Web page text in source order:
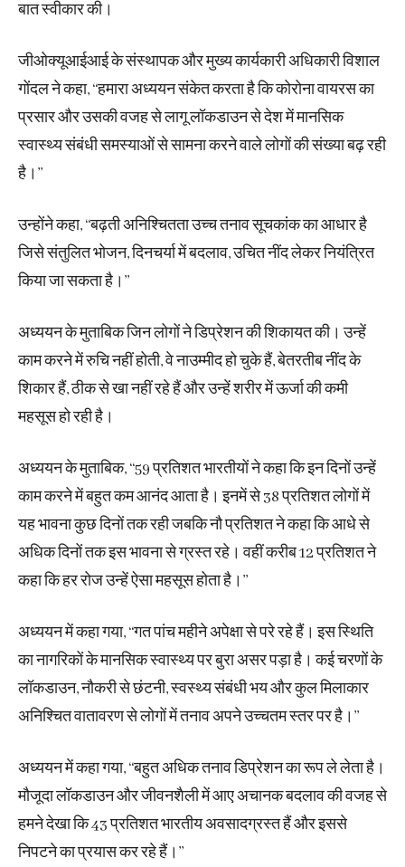
बात स्वीकार की।
जीओक्यूआईआई के संस्थापक और मुख्य कार्यकारी अधिकारी विशाल
गोंदल ने कहा, ‘‘हमारा अध्ययन संकेत करता है कि कोरोना वायरस का
प्रसार और उसकी वजह से लागू लॉकडाउन से देश में मानसिक
स्वास्थ्य संबंधी समस्याओं से सामना करने वाले लोगों की संख्या बढ़ रही
है।’’
उन्होंने कहा, ‘‘बढ़ती अनिश्चितता उच्च तनाव सूचकांक का आधार है
जिसे संतुलित भोजन, दिनचर्या में बदलाव, उचित नींद लेकर नियंत्रित
किया जा सकता है।’’
अध्ययन के मुताबिक जिन लोगों ने डिप्रेशन की शिकायत की। उन्हें
काम करने में रुचि नहीं होती, वे नाउम्मीद हो चुके हैं, बेतरतीब नींद के
शिकार हैं, ठीक से खा नहीं रहे हैं और उन्हें शरीर में ऊर्जा की कमी
महसूस हो रही है।
अध्ययन के मुताबिक, ‘‘59 प्रतिशत भारतीयों ने कहा कि इन दिनों उन्हें
काम करने में बहुत कम आनंद आता है। इनमें से 38 प्रतिशत लोगों में
यह भावना कुछ दिनों तक रही जबकि नौ प्रतिशत ने कहा कि आधे से
अधिक दिनों तक इस भावना से ग्रस्त रहे। वहीं करीब 12 प्रतिशत ने
कहा कि हर रोज उन्हें ऐसा महसूस होता है।’’
अध्ययन में कहा गया, ‘‘गत पांच महीने अपेक्षा से परे रहे हैं। इस स्थिति
का नागरिकों के मानसिक स्वास्थ्य पर बुरा असर पड़ा है। कई चरणों के
लॉकडाउन, नौकरी से छंटनी, स्वस्थ्य संबंधी भय और कुल मिलाकार
अनिश्चित वातावरण से लोगों में तनाव अपने उच्चतम स्तर पर है।’’
अध्ययन में कहा गया, ‘‘बहुत अधिक तनाव डिप्रेशन का रूप ले लेता है।
मौजूदा लॉकडाउन और जीवनशैली में आए अचानक बदलाव की वजह से
हमने देखा कि 43 प्रतिशत भारतीय अवसादग्रस्त हैं और इससे
निपटने का प्रयास कर रहे हैं।’’